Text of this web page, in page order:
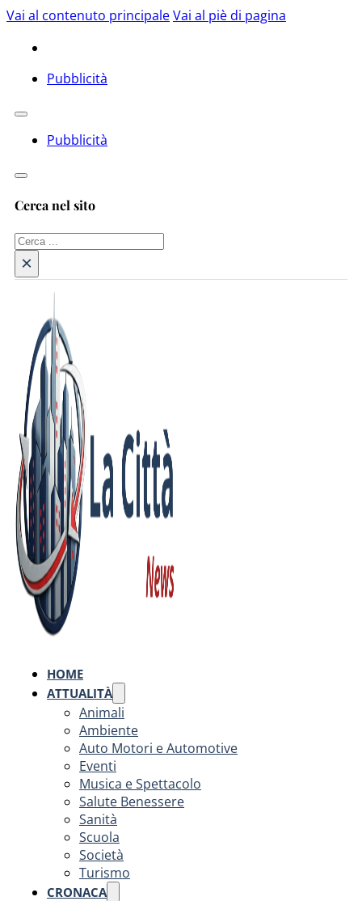
Vai al contenuto principaleVai al piè di pagina
Pubblicità
Pubblicità
Cerca nel sito
Cerca
×
HOME
ATTUALITÀ
Animali
Ambiente
Auto Motori e Automotive
Eventi
Musica e Spettacolo
Salute Benessere
Sanità
Scuola
Società
Turismo
CRONACA